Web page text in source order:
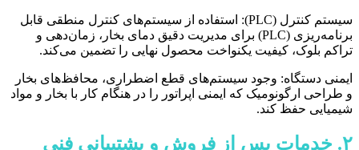
سیستم کنترل (PLC): استفاده از سیستم‌های کنترل منطقی قابل
برنامه‌ریزی (PLC) برای مدیریت دقیق دمای بخار، زمان‌دهی و
تراکم بلوک، کیفیت یکنواخت محصول نهایی را تضمین می‌کند.
ایمنی دستگاه: وجود سیستم‌های قطع اضطراری، محافظ‌های بخار
و طراحی ارگونومیک که ایمنی اپراتور را در هنگام کار با بخار و مواد
شیمیایی حفظ کند.
۲. خدمات پس از فروش و پشتیبانی فنی